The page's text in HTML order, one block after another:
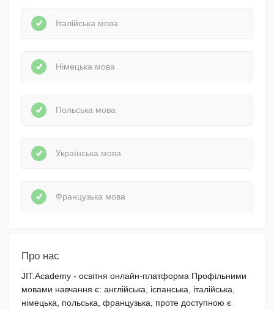
Італійська мова
Німецька мова
Польська мова
Українська мова
Французька мова
Про нас
JIT.Academy - освітня онлайн-платформа Профільними
мовами навчання є: англійська, іспанська, італійська,
німецька, польська, французька, проте доступною є